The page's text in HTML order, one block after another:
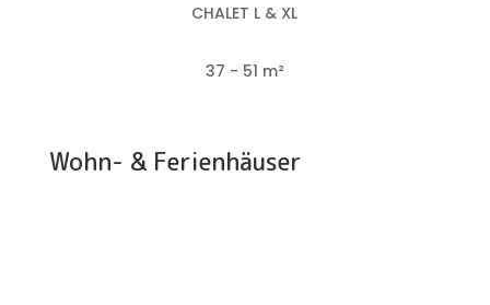
CHALET L & XL
37 - 51 m²
Wohn- & Ferienhäuser